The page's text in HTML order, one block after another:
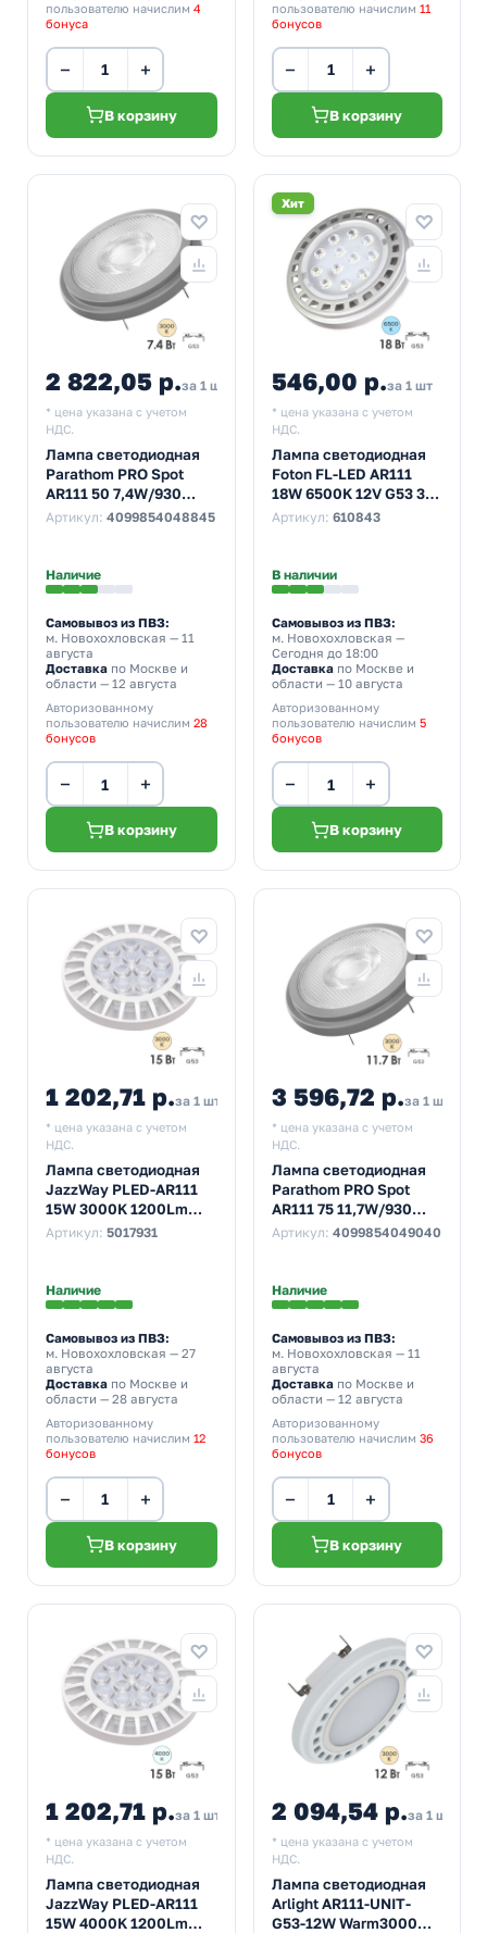
пользователю начислим 4
бонуса
− +
В корзину
пользователю начислим 11
бонусов
− +
В корзину
2 822,05 р.за 1 шт
* цена указана с учетом
НДС.
Лампа светодиодная
Parathom PRO Spot
AR111 50 7,4W/930
3000K 12V G53 40°
Артикул: 4099854048845
Наличие
Самовывоз из ПВЗ:
м. Новохохловская — 11
августа
Доставка по Москве и
области — 12 августа
Авторизованному
пользователю начислим 28
бонусов
− +
В корзину
Хит
546,00 р.за 1 шт
* цена указана с учетом
НДС.
Лампа светодиодная
Foton FL-LED AR111
18W 6500K 12V G53 30°
1400Lm дневной свет
Артикул: 610843
В наличии
Самовывоз из ПВЗ:
м. Новохохловская —
Сегодня до 18:00
Доставкапо Москве и
области — 10 августа
Авторизованному
пользователю начислим 5
бонусов
− +
В корзину
1 202,71 р.за 1 шт
* цена указана с учетом
НДС.
Лампа светодиодная
JazzWay PLED-AR111
15W 3000K 1200Lm
G53 185-265V
Артикул: 5017931
Наличие
Самовывоз из ПВЗ:
м. Новохохловская — 27
августа
Доставка по Москве и
области — 28 августа
Авторизованному
пользователю начислим 12
бонусов
− +
В корзину
3 596,72 р.за 1 шт
* цена указана с учетом
НДС.
Лампа светодиодная
Parathom PRO Spot
AR111 75 11,7W/930
3000K 12V G53 24°
Артикул: 4099854049040
Наличие
Самовывоз из ПВЗ:
м. Новохохловская — 11
августа
Доставкапо Москве и
области — 12 августа
Авторизованному
пользователю начислим 36
бонусов
− +
В корзину
1 202,71 р.за 1 шт
* цена указана с учетом
НДС.
Лампа светодиодная
JazzWay PLED-AR111
15W 4000K 1200Lm
2 094,54 р.за 1 шт
* цена указана с учетом
НДС.
Лампа светодиодная
Arlight AR111-UNIT-
G53-12W Warm3000